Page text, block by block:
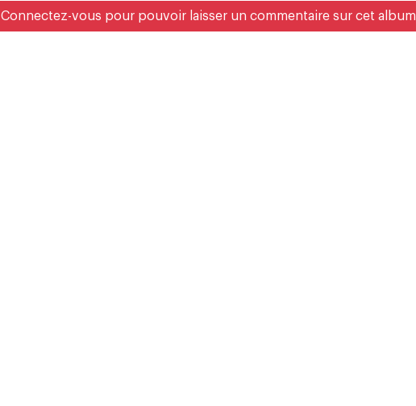
Connectez-vous pour pouvoir laisser un commentaire sur cet album